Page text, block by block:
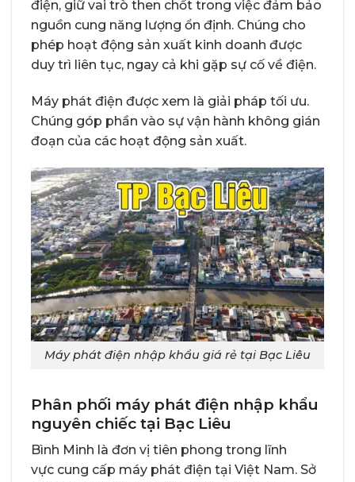
điện, giữ vai trò then chốt trong việc đảm bảo
nguồn cung năng lượng ổn định. Chúng cho
phép hoạt động sản xuất kinh doanh được
duy trì liên tục, ngay cả khi gặp sự cố về điện.
Máy phát điện được xem là giải pháp tối ưu.
Chúng góp phần vào sự vận hành không gián
đoạn của các hoạt động sản xuất.
Máy phát điện nhập khẩu giá rẻ tại Bạc Liêu
Phân phối máy phát điện nhập khẩu
nguyên chiếc tại Bạc Liêu
Bình Minh là đơn vị tiên phong trong lĩnh
vực cung cấp máy phát điện tại Việt Nam. Sở